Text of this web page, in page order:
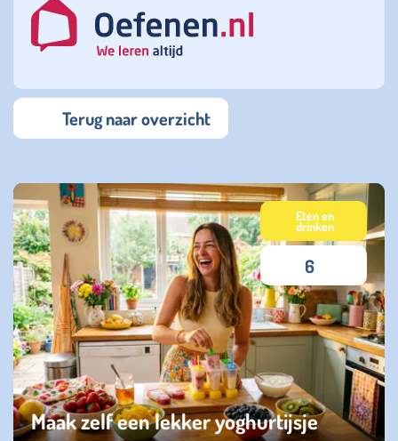
Terug naar overzicht
Maak zelf een lekker yoghurtijsje
Eten en
drinken
6